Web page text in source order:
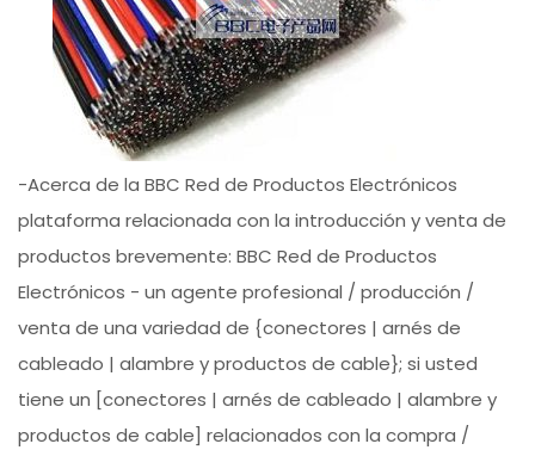
-Acerca de la BBC Red de Productos Electrónicos
plataforma relacionada con la introducción y venta de
productos brevemente: BBC Red de Productos
Electrónicos - un agente profesional / producción /
venta de una variedad de {conectores | arnés de
cableado | alambre y productos de cable}; si usted
tiene un [conectores | arnés de cableado | alambre y
productos de cable] relacionados con la compra /